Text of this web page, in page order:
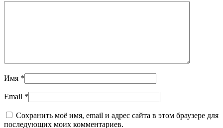
Имя *
Email *
Сохранить моё имя, email и адрес сайта в этом браузере для
последующих моих комментариев.